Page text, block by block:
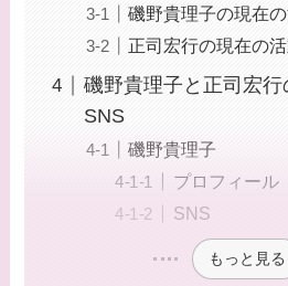
磯野貴理子の現在
正司宏行の現在の
磯野貴理子と正司宏行
SNS
磯野貴理子
プロフィール
SNS
もっと見る